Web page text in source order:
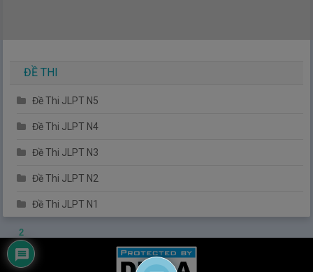
ĐỀ THI
Đề Thi JLPT N5
Đề Thi JLPT N4
Đề Thi JLPT N3
Đề Thi JLPT N2
Đề Thi JLPT N1
2